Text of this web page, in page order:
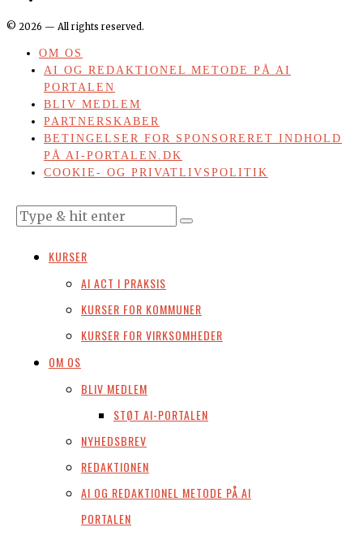
© 2026 — All rights reserved.
OM OS
AI OG REDAKTIONEL METODE PÅ AI
PORTALEN
BLIV MEDLEM
PARTNERSKABER
BETINGELSER FOR SPONSORERET INDHOLD
PÅ AI-PORTALEN.DK
COOKIE- OG PRIVATLIVSPOLITIK
KURSER
AI ACT I PRAKSIS
KURSER FOR KOMMUNER
KURSER FOR VIRKSOMHEDER
OM OS
BLIV MEDLEM
STØT AI-PORTALEN
NYHEDSBREV
REDAKTIONEN
AI OG REDAKTIONEL METODE PÅ AI
PORTALEN